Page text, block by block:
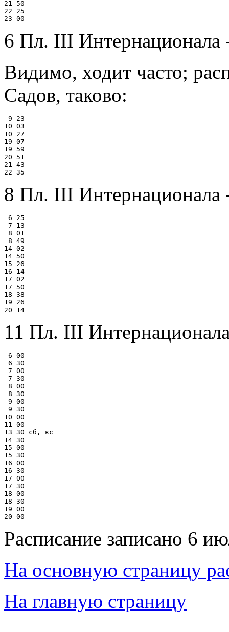
21 50
22 25
6 Пл. III
Видимо, ходит часто;
Садов, таково:
9 23
10 03
10 27
19 07
19 59
20 51
21 43
8 Пл. III Интернационала
6 25
7 13
8 01
8 49
14 02
14 50
15 26
16 14
17 02
17 50
18 38
19 26
11 Пл. III
6 00
6 30
7 00
7 30
8 00
8 30
9 00
9 30
10 00
11 00
13 30 сб, вс
14 30
15 00
15 30
16 00
16 30
17 00
17 30
18 00
18 30
19 00
Расписание записано 6
На основную страницу
На главную страницу